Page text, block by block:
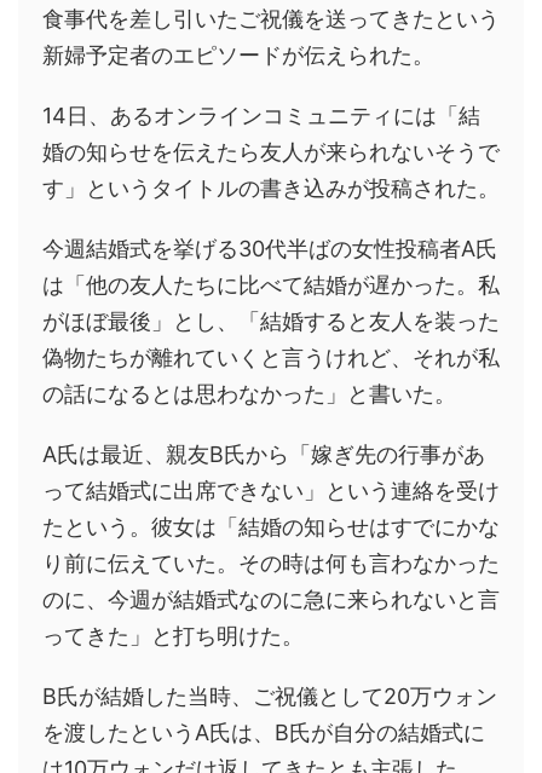
食事代を差し引いたご祝儀を送ってきたという
新婦予定者のエピソードが伝えられた。
14日、あるオンラインコミュニティには「結
婚の知らせを伝えたら友人が来られないそうで
す」というタイトルの書き込みが投稿された。
今週結婚式を挙げる30代半ばの女性投稿者A氏
は「他の友人たちに比べて結婚が遅かった。私
がほぼ最後」とし、「結婚すると友人を装った
偽物たちが離れていくと言うけれど、それが私
の話になるとは思わなかった」と書いた。
A氏は最近、親友B氏から「嫁ぎ先の行事があ
って結婚式に出席できない」という連絡を受け
たという。彼女は「結婚の知らせはすでにかな
り前に伝えていた。その時は何も言わなかった
のに、今週が結婚式なのに急に来られないと言
ってきた」と打ち明けた。
B氏が結婚した当時、ご祝儀として20万ウォン
を渡したというA氏は、B氏が自分の結婚式に